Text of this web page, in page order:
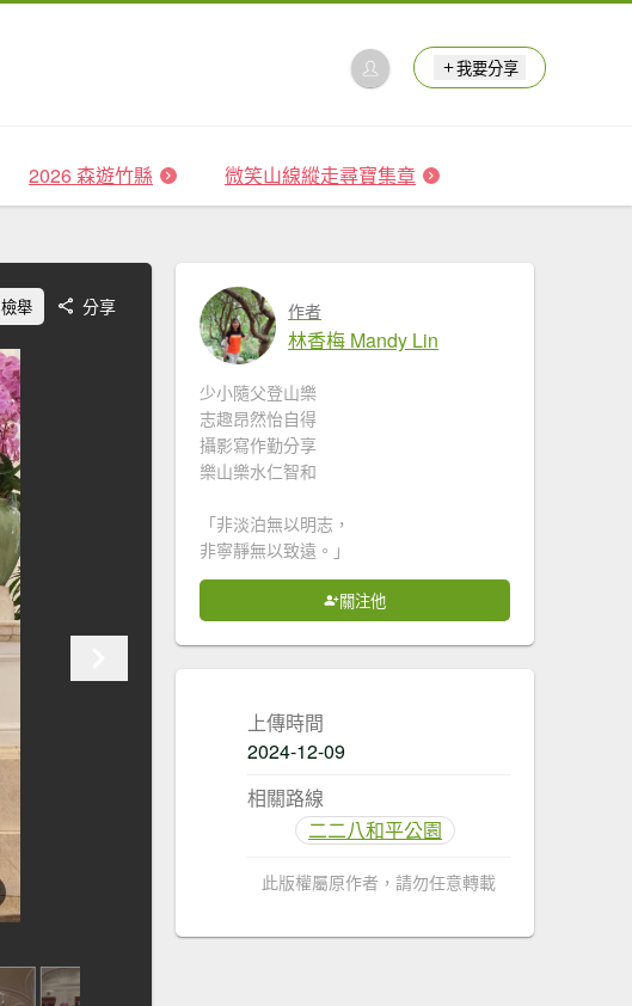
我要分享
2026 森遊竹縣 微笑山線縱走尋寶集章
檢舉 分享 作者
林香梅 Mandy Lin
少小隨父登山樂
志趣昂然怡自得
攝影寫作勤分享
樂山樂水仁智和
「非淡泊無以明志，
非寧靜無以致遠。」
關注他
上傳時間
2024-12-09
相關路線
二二八和平公園
此版權屬原作者，請勿任意轉載